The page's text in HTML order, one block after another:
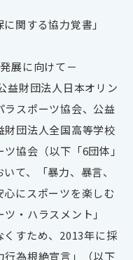
関する協力覚書」
展に向けて－
益財団法人日本オリン
ラスポーツ協会、公益
団法人全国高等学校
協会（以下「6団体」
て、「暴力、暴言、
にスポーツを楽しむ
・ハラスメント」
くすため、2013年に採
為根絶宣言」（以下